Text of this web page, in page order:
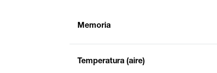
Memoria
Temperatura (aire)